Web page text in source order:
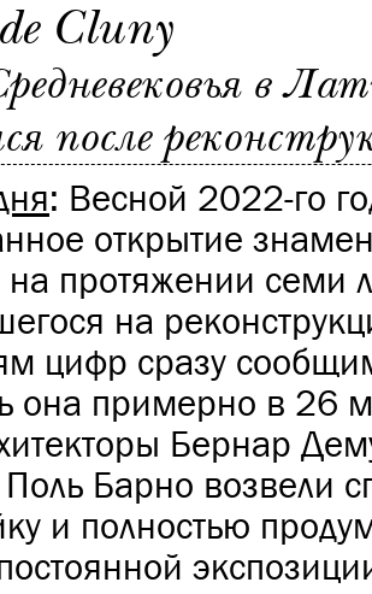
Cluny
в
после
: Весной 2022-го
открытие
на протяжении семи
на
цифр сразу
она примерно в 26
Бернар
Барно возвели
и полностью